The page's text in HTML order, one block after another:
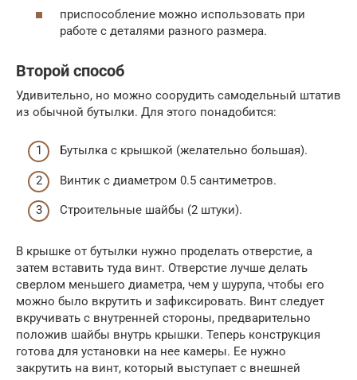
приспособление можно использовать при
работе с деталями разного размера.
Второй способ
Удивительно, но можно соорудить самодельный штатив
из обычной бутылки. Для этого понадобится:
Бутылка с крышкой (желательно большая).
Винтик с диаметром 0.5 сантиметров.
Строительные шайбы (2 штуки).
В крышке от бутылки нужно проделать отверстие, а
затем вставить туда винт. Отверстие лучше делать
сверлом меньшего диаметра, чем у шурупа, чтобы его
можно было вкрутить и зафиксировать. Винт следует
вкручивать с внутренней стороны, предварительно
положив шайбы внутрь крышки. Теперь конструкция
готова для установки на нее камеры. Ее нужно
закрутить на винт, который выступает с внешней